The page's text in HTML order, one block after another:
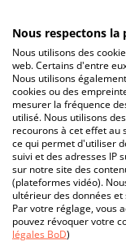
Nous respectons
Nous utilisons des
web. Certains d'entre
Nous utilisons
cookies ou des
mesurer la fréquence
utilisé. Nous utilisons
recourons à cet effet au
ce qui permet d'utiliser
suivi et des adresses IP
sur notre site des
(plateformes vidéo).
ultérieur des données
Par votre réglage, vous
pouvez révoquer votre
légales BoD)